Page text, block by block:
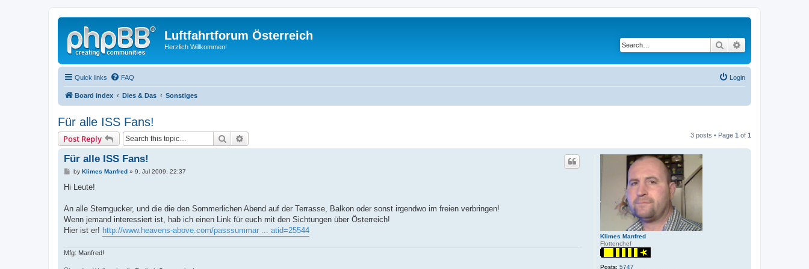
Luftfahrtforum Österreich
Herzlich Willkommen! Search
Quick links FAQ Login
Board index Dies & Das Sonstiges
Für alle ISS Fans!
Post Reply Search 3 posts • Page 1 of 1
Klimes Manfred
Flottenchef
Posts: 5747
Für alle ISS Fans!
Pby Klimes Manfred» 9. Jul 2009, 22:37
Hi Leute!
An alle Sterngucker, und die die den Sommerlichen Abend auf der Terrasse, Balkon oder sonst irgendwo im freien verbringen!
Wenn jemand interessiert ist, hab ich einen Link für euch mit den Sichtungen über Österreich!
Hier ist er! http://www.heavens-above.com/passsummar ... atid=25544
Mfg: Manfred!